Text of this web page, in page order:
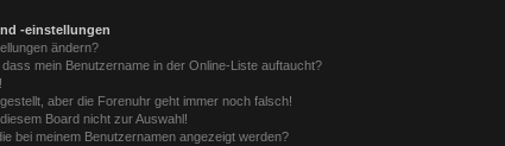
-einstellungen
ändern?
mein Benutzername in der Online-Liste auftaucht?
aber die Forenuhr geht immer noch falsch!
Board nicht zur Auswahl!
bei meinem Benutzernamen angezeigt werden?